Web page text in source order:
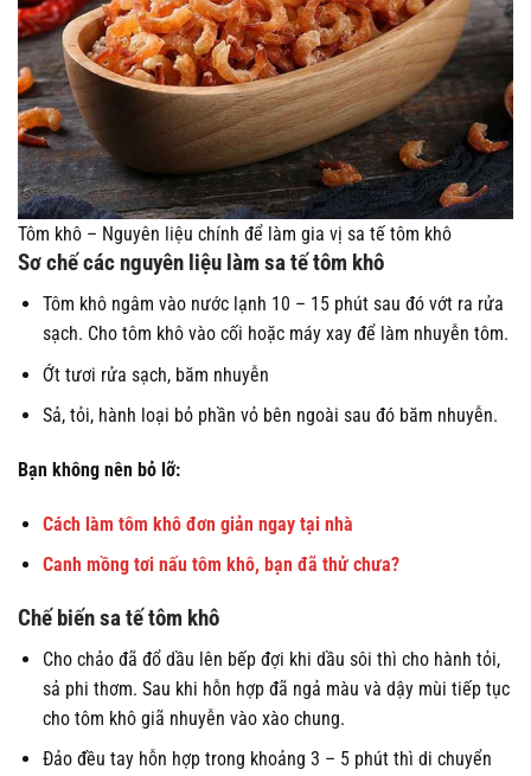
Tôm khô – Nguyên liệu chính để làm gia vị sa tế tôm khô
Sơ chế các nguyên liệu làm sa tế tôm khô
Tôm khô ngâm vào nước lạnh 10 – 15 phút sau đó vớt ra rửa
sạch. Cho tôm khô vào cối hoặc máy xay để làm nhuyễn tôm.
Ớt tươi rửa sạch, băm nhuyễn
Sả, tỏi, hành loại bỏ phần vỏ bên ngoài sau đó băm nhuyễn.
Bạn không nên bỏ lỡ:
Cách làm tôm khô đơn giản ngay tại nhà
Canh mồng tơi nấu tôm khô, bạn đã thử chưa?
Chế biến sa tế tôm khô
Cho chảo đã đổ dầu lên bếp đợi khi dầu sôi thì cho hành tỏi,
sả phi thơm. Sau khi hỗn hợp đã ngả màu và dậy mùi tiếp tục
cho tôm khô giã nhuyễn vào xào chung.
Đảo đều tay hỗn hợp trong khoảng 3 – 5 phút thì di chuyển